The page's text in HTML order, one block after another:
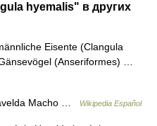
hyemalis" в других
Eisente (Clangula
(Anseriformes) …
Macho … Wikipedia Español